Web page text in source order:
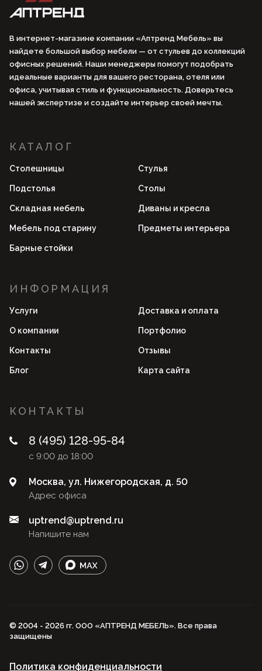
В интернет-магазине компании «Аптренд Мебель» вы
найдете большой выбор мебели — от стульев до коллекций
офисных решений. Наши менеджеры помогут подобрать
идеальные варианты для вашего ресторана, отеля или
офиса, учитывая стиль и функциональность. Доверьтесь
нашей экспертизе и создайте интерьер своей мечты.
КАТАЛОГ
Столешницы Стулья
Подстолья Столы
Складная мебель Диваны и кресла
Мебель под старину Предметы интерьера
Барные стойки
ИНФОРМАЦИЯ
Услуги Доставка и оплата
О компании Портфолио
Контакты Отзывы
Блог Карта сайта
КОНТАКТЫ
8 (495) 128-95-84
с 9:00 до 18:00
Адрес офиса
Москва, ул. Нижегородская, д. 50
Напишите нам
uptrend@uptrend.ru
© 2004 - 2026 гг. ООО «АПТРЕНД МЕБЕЛЬ». Все права
защищены
Политика конфиденциальности